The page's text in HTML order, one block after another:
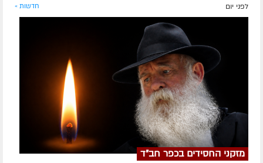
לפני יום חדשות »
מזקני החסידים בכפר חב"ד